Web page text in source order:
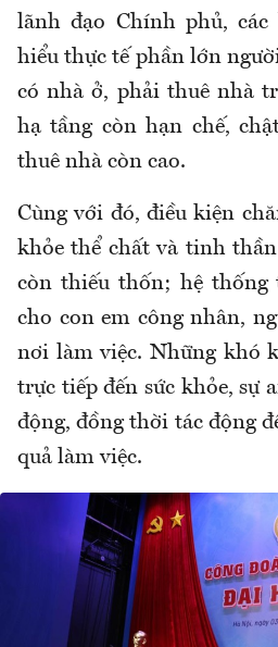
lãnh đạo Chính phủ,
hiểu thực tế phần lớn
có nhà ở, phải thuê nhà
hạ tầng còn hạn chế,
thuê nhà còn cao.
Cùng với đó, điều kiện
khỏe thể chất và tinh
còn thiếu thốn; hệ thống
cho con em công nhân,
nơi làm việc. Những khó
trực tiếp đến sức khỏe, sự
động, đồng thời tác động
quả làm việc.